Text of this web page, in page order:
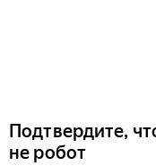
Подтвердите,
не робот